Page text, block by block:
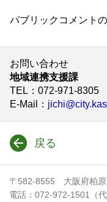
パブリックコメント
お問い合わせ
地域連携支援課
TEL ：072-971-8305
E-Mail
：
戻る
〒582-8555 大阪府柏原
電話：072-972-1501（